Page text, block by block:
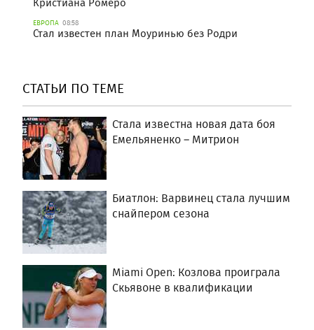
ЕВРОПА 08:58
Стал известен план Моуринью без Родри
СТАТЬИ ПО ТЕМЕ
Стала известна новая дата боя
Емельяненко – Митрион
Биатлон: Варвинец стала лучшим
снайпером сезона
Miami Open: Козлова проиграла
Скьявоне в квалификации